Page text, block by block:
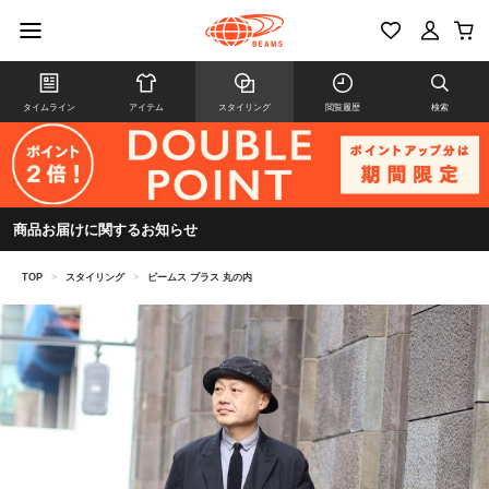
タイムライン アイテム スタイリング 閲覧履歴 検索
商品お届けに関するお知らせ
TOP > スタイリング > ビームス プラス 丸の内